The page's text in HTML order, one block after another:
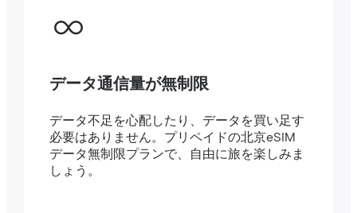
データ通信量が無制限
データ不足を心配したり、データを買い足す
必要はありません。プリペイドの北京eSIM
データ無制限プランで、自由に旅を楽しみま
しょう。